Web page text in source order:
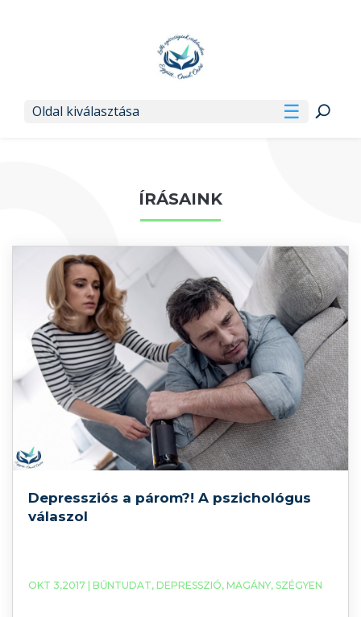
Oldal kiválasztása
ÍRÁSAINK
Depressziós a párom?! A pszichológus
válaszol
OKT 3,2017 | BŰNTUDAT, DEPRESSZIÓ, MAGÁNY, SZÉGYEN